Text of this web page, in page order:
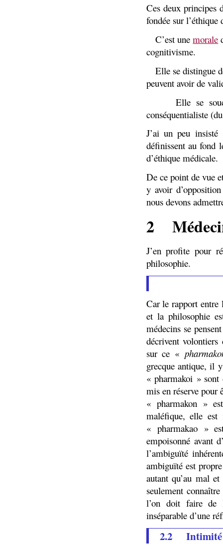
Ces deux principes
fondée sur l’éthique
C’est unemorale
cognitivisme.
Elle se distingue
peuvent avoir de
Elle se
conséquentialiste(du
J’ai un peu insisté
définissent au fond
d’éthique médicale.
De ce point de vue
y avoir
nous devons
2
J’en profite pour
philosophie.
Car le rapport
et la philosophie
médecins se
décrivent
sur ce «
grecque antique, il
« pharmakoi » sont
mis en réserve pour
« pharmakon »
maléfique, elle est
« pharmakao »
empoisonné avant
l’ambiguïté
ambiguïté est
autant qu’au mal
seulement
l’on doit faire de
inséparable d’une
2.2 Intimité